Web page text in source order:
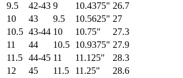
9.5
42-43 9 10.4375" 26.7
10
43 9.5 10.5625" 27
10.5 43-44 10 10.75"
27.3
11
44 10.5 10.9375" 27.9
11.5 44-45 11 11.125"
28.3
12
45 11.5 11.25"
28.6